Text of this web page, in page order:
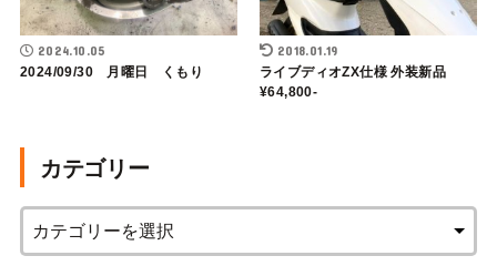
2024.10.05
2024/09/30 月曜日 くもり
2018.01.19
ライブディオZX仕様 外装新品
¥64,800-
カテゴリー